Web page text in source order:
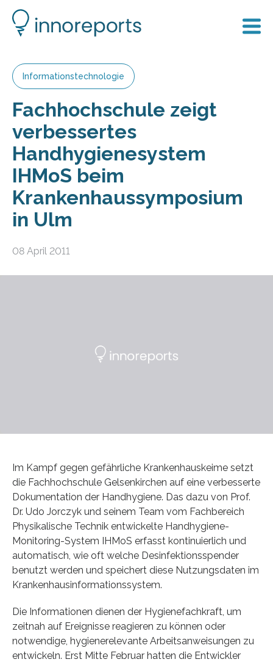
Informationstechnologie
Fachhochschule zeigt
verbessertes
Handhygienesystem
IHMoS beim
Krankenhaussymposium
in Ulm
08 April 2011
Im Kampf gegen gefährliche Krankenhauskeime setzt
die Fachhochschule Gelsenkirchen auf eine verbesserte
Dokumentation der Handhygiene. Das dazu von Prof.
Dr. Udo Jorczyk und seinem Team vom Fachbereich
Physikalische Technik entwickelte Handhygiene-
Monitoring-System IHMoS erfasst kontinuierlich und
automatisch, wie oft welche Desinfektionsspender
benutzt werden und speichert diese Nutzungsdaten im
Krankenhausinformationssystem.
Die Informationen dienen der Hygienefachkraft, um
zeitnah auf Ereignisse reagieren zu können oder
notwendige, hygienerelevante Arbeitsanweisungen zu
entwickeln. Erst Mitte Februar hatten die Entwickler